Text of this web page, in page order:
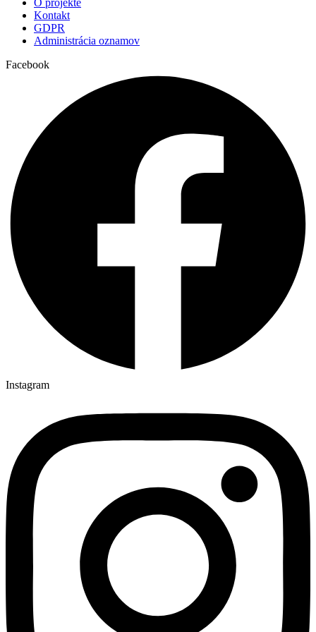
17:30
Rybárpole
Františkánky
08:00
Jezuiti
23.3.
Farský kostol
Za zdravie a BP pre dcéru Marianu
Farský kostol
17:30
+ Anna a Ivan
07:00
Františkánky
Kontakt
GDPR
Administrácia oznamov
Facebook
Instagram